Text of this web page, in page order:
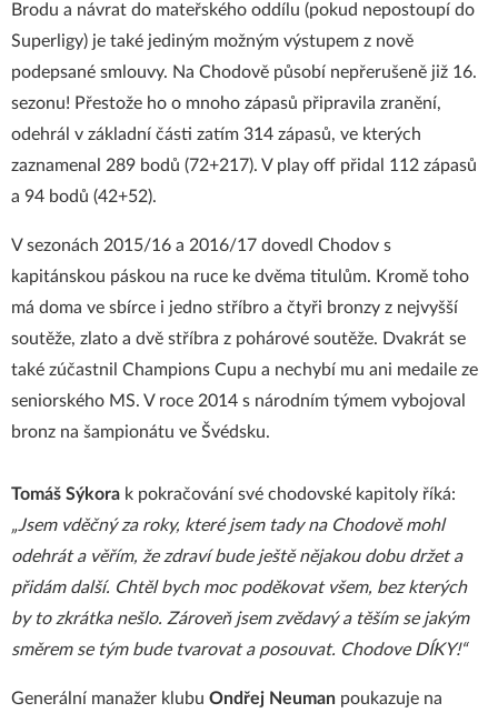
Brodu a návrat do mateřského oddílu (pokud nepostoupí do
Superligy) je také jediným možným výstupem z nově
podepsané smlouvy. Na Chodově působí nepřerušeně již 16.
sezonu! Přestože ho o mnoho zápasů připravila zranění,
odehrál v základní části zatím 314 zápasů, ve kterých
zaznamenal 289 bodů (72+217). V play off přidal 112 zápasů
a 94 bodů (42+52).
V sezonách 2015/16 a 2016/17 dovedl Chodov s
kapitánskou páskou na ruce ke dvěma titulům. Kromě toho
má doma ve sbírce i jedno stříbro a čtyři bronzy z nejvyšší
soutěže, zlato a dvě stříbra z pohárové soutěže. Dvakrát se
také zúčastnil Champions Cupu a nechybí mu ani medaile ze
seniorského MS. V roce 2014 s národním týmem vybojoval
bronz na šampionátu ve Švédsku.
Tomáš Sýkora k pokračování své chodovské kapitoly říká:
„Jsem vděčný za roky, které jsem tady na Chodově mohl
odehrát a věřím, že zdraví bude ještě nějakou dobu držet a
přidám další. Chtěl bych moc poděkovat všem, bez kterých
by to zkrátka nešlo. Zároveň jsem zvědavý a těším se jakým
směrem se tým bude tvarovat a posouvat. Chodove DÍKY!“
Generální manažer klubu Ondřej Neuman poukazuje na